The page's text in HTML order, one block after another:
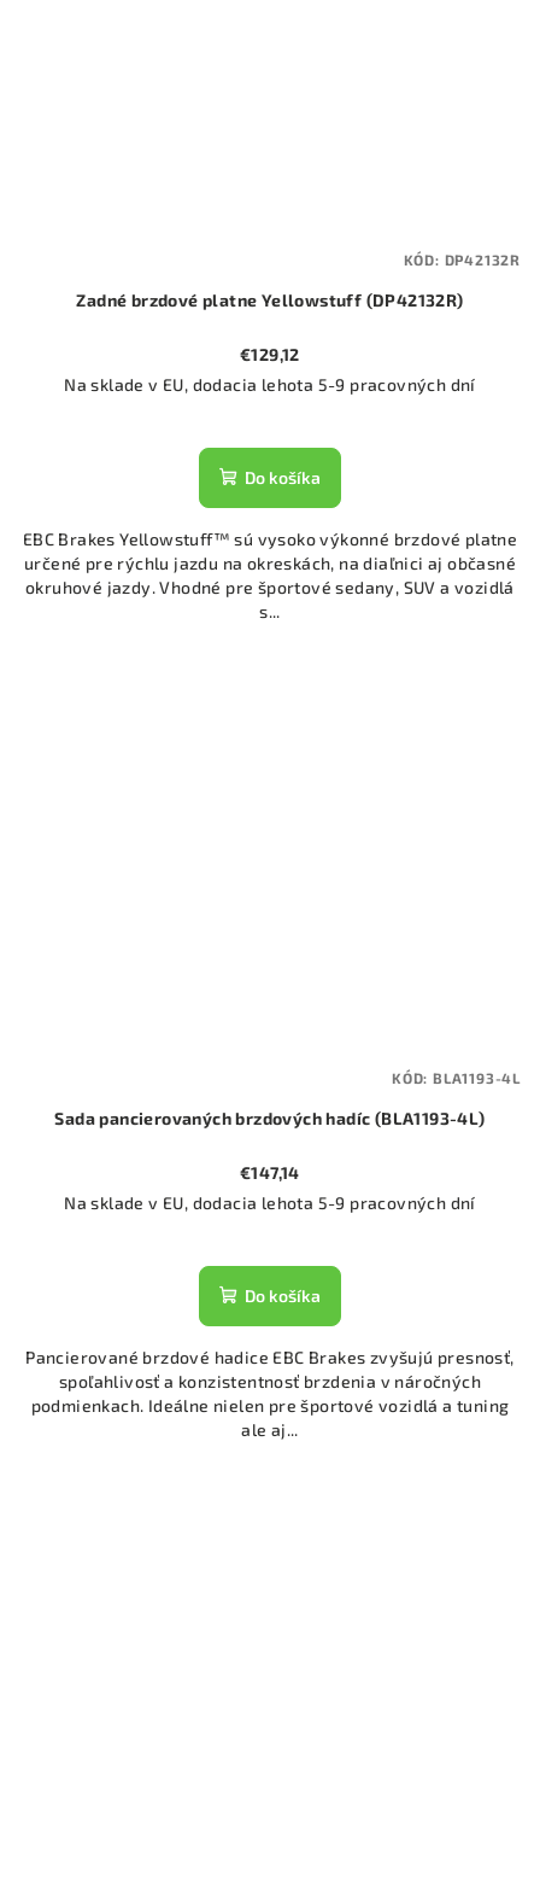
Zadné brzdové platne Yellowstuff (DP42132R)
€129,12
Na sklade v EU, dodacia lehota 5-9 pracovných dní
Do košíka
EBC Brakes Yellowstuff™ sú vysoko výkonné brzdové platne
určené pre rýchlu jazdu na okreskách, na diaľnici aj občasné
okruhové jazdy. Vhodné pre športové sedany, SUV a vozidlá
s...
KÓD: DP42132R
Sada pancierovaných brzdových hadíc (BLA1193-4L)
€147,14
Na sklade v EU, dodacia lehota 5-9 pracovných dní
Do košíka
Pancierované brzdové hadice EBC Brakes zvyšujú presnosť,
spoľahlivosť a konzistentnosť brzdenia v náročných
podmienkach. Ideálne nielen pre športové vozidlá a tuning
ale aj...
KÓD: BLA1193-4L